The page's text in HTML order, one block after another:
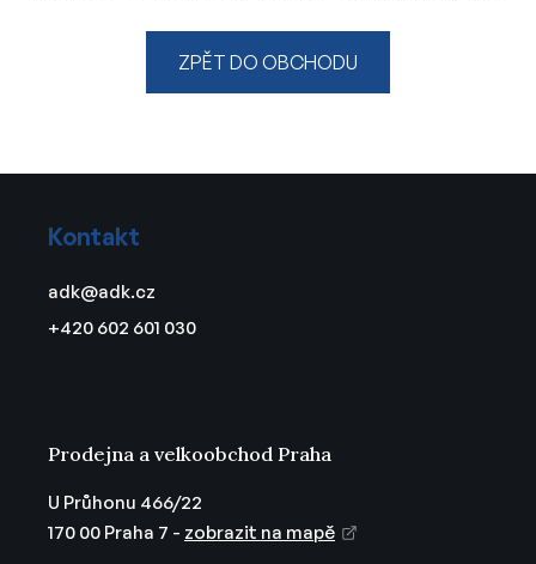
ZPĚT DO OBCHODU
Kontakt
adk@adk.cz
+420 602 601 030
Prodejna a velkoobchod Praha
U Průhonu 466/22
170 00 Praha 7 - zobrazit na mapě